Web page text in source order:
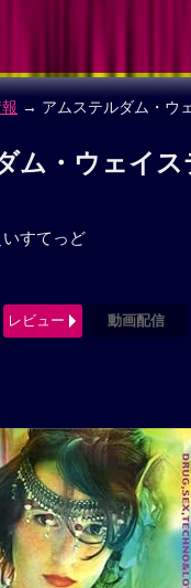
→ アムステルダム・ウ
ム・ウェイ
すてっど
レビュー 動画配信